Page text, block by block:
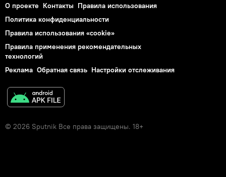
О проекте Контакты Правила использования
Политика конфиденциальности
Правила использования «cookie»
Правила применения рекомендательных
технологий
Реклама Обратная связь Настройки отслеживания
© 2026 Sputnik Все права защищены. 18+